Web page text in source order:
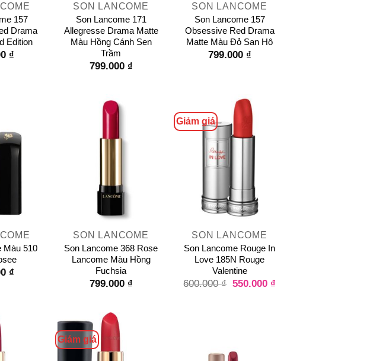
157
Drama
Edition
₫
SON LANCOME
Son Lancome 171
Allegresse Drama Matte
Màu Hồng Cánh Sen
Trầm
799.000 ₫
SON LANCOME
Son Lancome 157
Obsessive Red Drama
Matte Màu Đỏ San Hô
799.000 ₫
Màu 510
₫
SON LANCOME
Son Lancome 368 Rose
Lancome Màu Hồng
Fuchsia
799.000 ₫
Giảm giá
SON LANCOME
Son Lancome Rouge In
Love 185N Rouge
Valentine
600.000₫ 550.000 ₫
Giảm giá